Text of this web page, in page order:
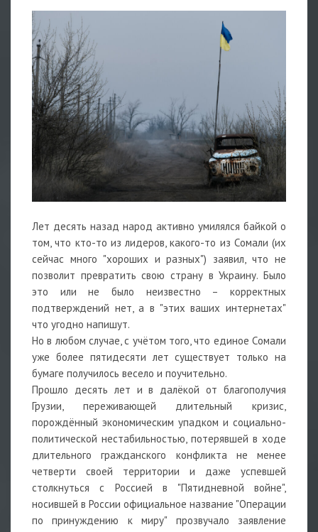
Лет десять назад народ активно умилялся байкой о
том, что кто-то из лидеров, какого-то из Сомали (их
сейчас много "хороших и разных") заявил, что не
позволит превратить свою страну в Украину. Было
это или не было неизвестно – корректных
подтверждений нет, а в "этих ваших интернетах"
что угодно напишут.
Но в любом случае, с учётом того, что единое Сомали
уже более пятидесяти лет существует только на
бумаге получилось весело и поучительно.
Прошло десять лет и в далёкой от благополучия
Грузии, переживающей длительный кризис,
порождённый экономическим упадком и социально-
политической нестабильностью, потерявшей в ходе
длительного гражданского конфликта не менее
четверти своей территории и даже успевшей
столкнуться с Россией в "Пятидневной войне",
носившей в России официальное название "Операции
по принуждению к миру" прозвучало заявление